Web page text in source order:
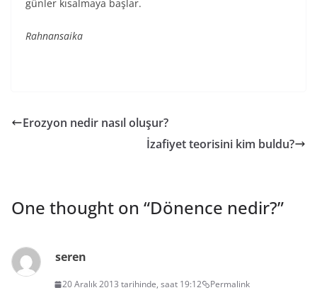
günler kısalmaya başlar.
Rahnansaika
Erozyon nedir nasıl oluşur?
İzafiyet teorisini kim buldu?
One thought on “Dönence nedir?”
seren
20 Aralık 2013 tarihinde, saat 19:12 Permalink